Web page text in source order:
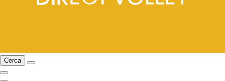
Cerca